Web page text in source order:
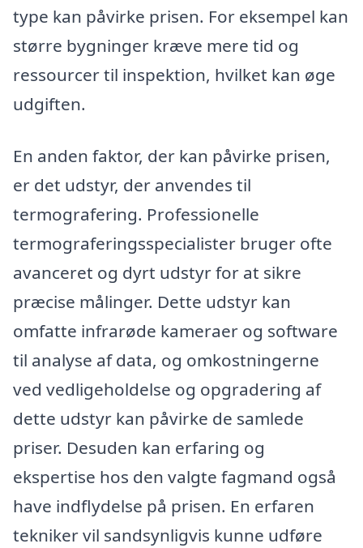
type kan påvirke prisen. For eksempel kan
større bygninger kræve mere tid og
ressourcer til inspektion, hvilket kan øge
udgiften.
En anden faktor, der kan påvirke prisen,
er det udstyr, der anvendes til
termografering. Professionelle
termograferingsspecialister bruger ofte
avanceret og dyrt udstyr for at sikre
præcise målinger. Dette udstyr kan
omfatte infrarøde kameraer og software
til analyse af data, og omkostningerne
ved vedligeholdelse og opgradering af
dette udstyr kan påvirke de samlede
priser. Desuden kan erfaring og
ekspertise hos den valgte fagmand også
have indflydelse på prisen. En erfaren
tekniker vil sandsynligvis kunne udføre